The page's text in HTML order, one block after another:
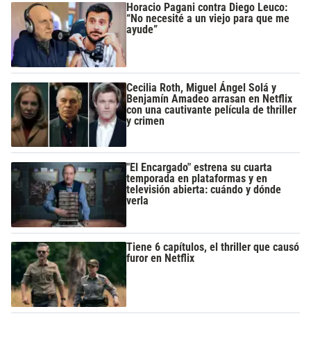
Horacio Pagani contra Diego Leuco:
“No necesité a un viejo para que me
ayude”
Cecilia Roth, Miguel Ángel Solá y
Benjamín Amadeo arrasan en Netflix
con una cautivante película de thriller
y crimen
"El Encargado" estrena su cuarta
temporada en plataformas y en
televisión abierta: cuándo y dónde
verla
Tiene 6 capítulos, el thriller que causó
furor en Netflix